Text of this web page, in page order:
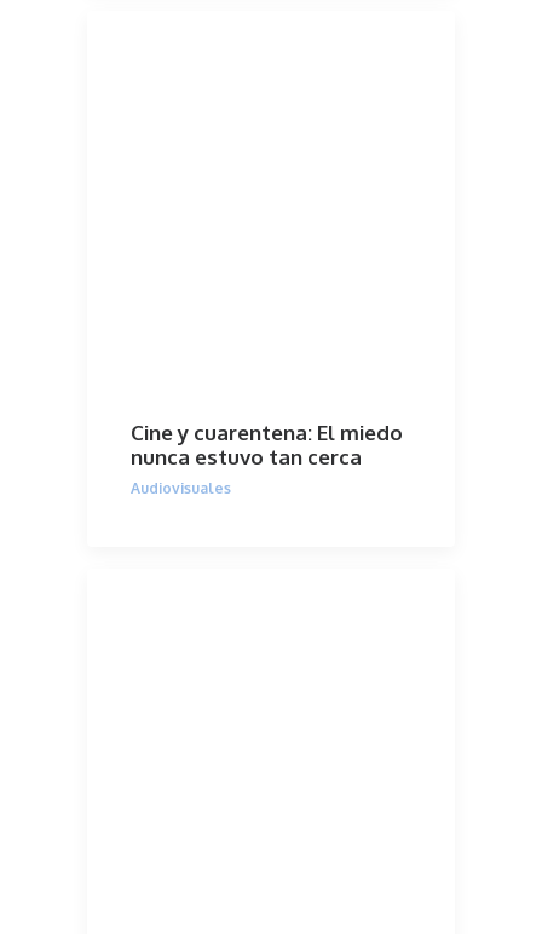
Cine y cuarentena: El miedo
nunca estuvo tan cerca
Audiovisuales